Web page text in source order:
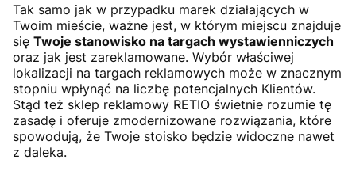
Tak samo jak w przypadku marek działających w
Twoim mieście, ważne jest, w którym miejscu znajduje
się Twoje stanowisko na targach wystawienniczych
oraz jak jest zareklamowane. Wybór właściwej
lokalizacji na targach reklamowych może w znacznym
stopniu wpłynąć na liczbę potencjalnych Klientów.
Stąd też sklep reklamowy RETIO świetnie rozumie tę
zasadę i oferuje zmodernizowane rozwiązania, które
spowodują, że Twoje stoisko będzie widoczne nawet
z daleka.